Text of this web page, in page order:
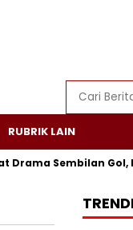
RUBRIK LAIN
Sembilan Gol,